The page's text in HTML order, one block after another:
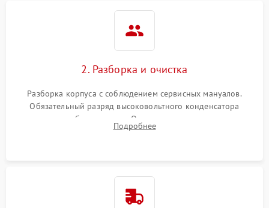
2. Разборка и очистка
Разборка корпуса с соблюдением сервисных мануалов.
Обязательный разряд высоковольтного конденсатора
вспышки для безопасности. Очистка внутренних узлов от
пыли, песка и следов влаги с помощью спецсредств.
Подробнее